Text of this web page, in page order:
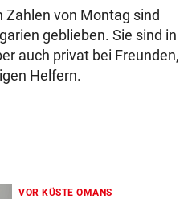
Zahlen von Montag sind
geblieben. Sie sind in
auch privat bei Freunden,
Helfern.
VOR KÜSTE OMANS